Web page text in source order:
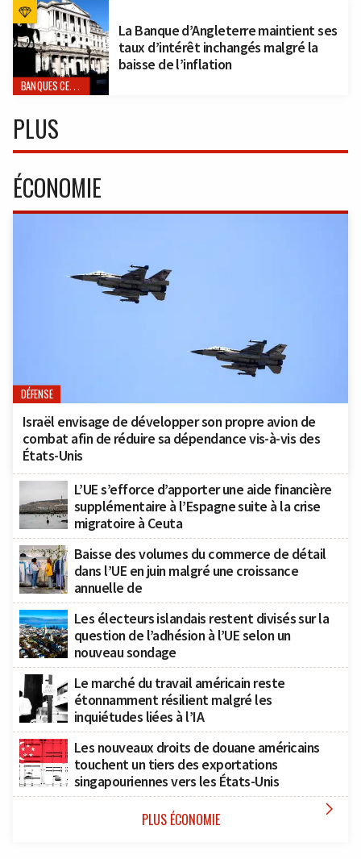
BANQUES CENTRALES
La Banque d’Angleterre maintient ses
taux d’intérêt inchangés malgré la
baisse de l’inflation
PLUS
ÉCONOMIE
DÉFENSE
Israël envisage de développer son propre avion de
combat afin de réduire sa dépendance vis-à-vis des
États-Unis
L’UE s’efforce d’apporter une aide financière
supplémentaire à l’Espagne suite à la crise
migratoire à Ceuta
Baisse des volumes du commerce de détail
dans l’UE en juin malgré une croissance
annuelle de
Les électeurs islandais restent divisés sur la
question de l’adhésion à l’UE selon un
nouveau sondage
Le marché du travail américain reste
étonnamment résilient malgré les
inquiétudes liées à l’IA
Les nouveaux droits de douane américains
touchent un tiers des exportations
singapouriennes vers les États-Unis
PLUS ÉCONOMIE 